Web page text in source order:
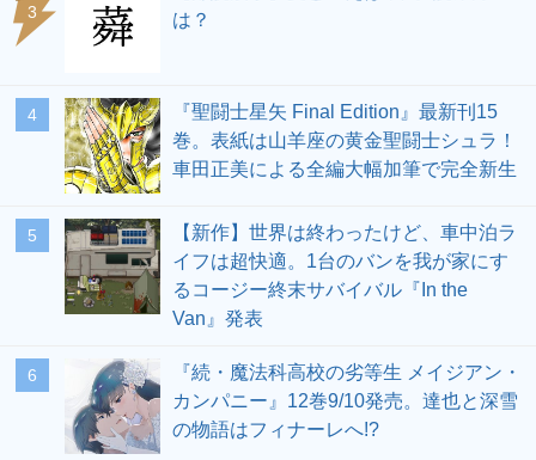
3
は？
4
『聖闘士星矢 Final Edition』最新刊15
巻。表紙は山羊座の黄金聖闘士シュラ！
車田正美による全編大幅加筆で完全新生
5
【新作】世界は終わったけど、車中泊ラ
イフは超快適。1台のバンを我が家にす
るコージー終末サバイバル『In the
Van』発表
6
『続・魔法科高校の劣等生 メイジアン・
カンパニー』12巻9/10発売。達也と深雪
の物語はフィナーレへ!?